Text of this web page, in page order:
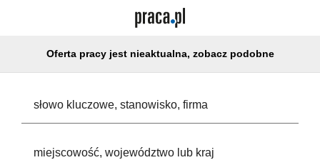
Oferta pracy jest nieaktualna, zobacz podobne